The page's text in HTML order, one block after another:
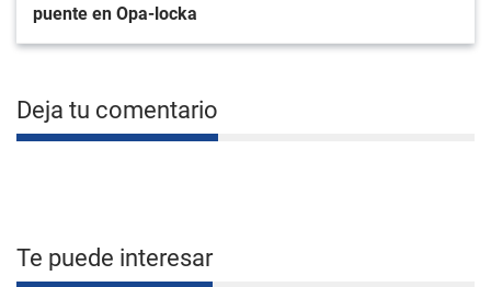
puente en Opa-locka
Deja tu comentario
Te puede interesar